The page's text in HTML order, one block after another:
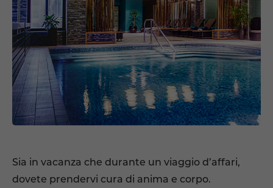
Sia in vacanza che durante un viaggio d’affari,
dovete prendervi cura di anima e corpo.